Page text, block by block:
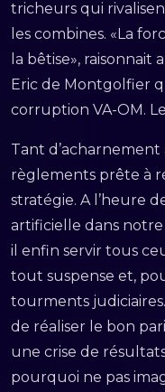
tricheurs qui
les combines. «La
la bêtise»,
Eric de Montgolfier
corruption VA-OM.
Tant
règlements prête à
stratégie. A l’heure
artificielle dans
il enfin servir tous
tout suspense et,
tourments
de réaliser le bon
une crise de
pourquoi ne pas